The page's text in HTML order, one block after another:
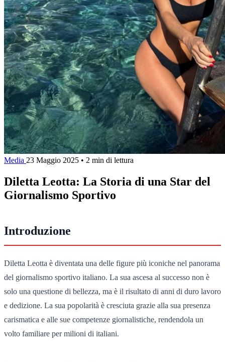
Media 23 Maggio 2025 • 2 min di lettura
Diletta Leotta: La Storia di una Star del
Giornalismo Sportivo
Introduzione
Diletta Leotta è diventata una delle figure più iconiche nel panorama
del giornalismo sportivo italiano. La sua ascesa al successo non è
solo una questione di bellezza, ma è il risultato di anni di duro lavoro
e dedizione. La sua popolarità è cresciuta grazie alla sua presenza
carismatica e alle sue competenze giornalistiche, rendendola un
volto familiare per milioni di italiani.